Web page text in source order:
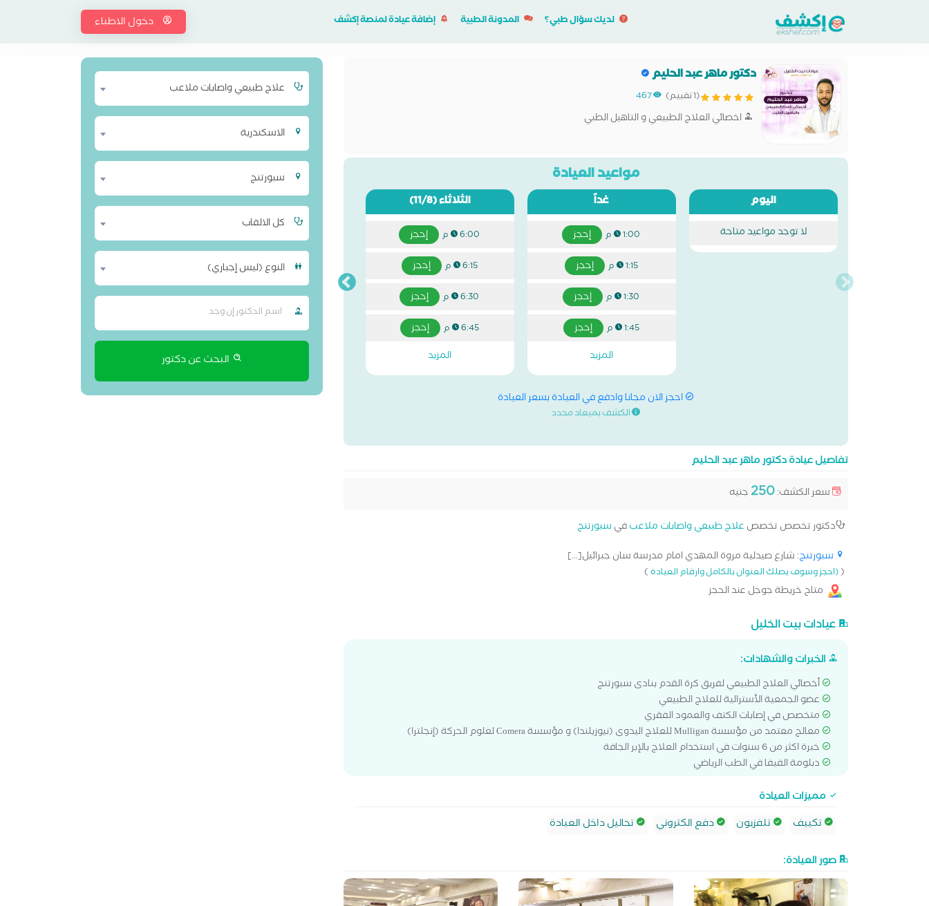
لديك سؤال طبي؟ المدونة الطبية إضافة عيادة لمنصة إكشف دخول الاطباء
دكتور ماهر عبد الحليم
(1 تقييم) 467
اخصائي العلاج الطبيعي و التاهيل الطبي
مواعيد العيادة
اليوم
لا توجد مواعيد متاحة
غداً
1:00 م إحجز
1:15 م إحجز
1:30 م إحجز
1:45 م
إحجز
المزيد
الثلاثاء(11/8)
6:00 م إحجز
6:15 م إحجز
6:30 م إحجز
6:45 م
إحجز
المزيد
احجز الان مجانا وادفع في العيادة بسعر العيادة
الكشف بميعاد محدد
تفاصيل عيادة دكتور ماهر عبد الحليم
سعر الكشف:250جنيه
دكتور تخصص تخصص علاج طبيعي واصابات ملاعبفي سبورتنج
سبورتنج: شارع صيدلية مروة المهدي امام مدرسة سان جبرائيل[...]
((احجز وسوف يصلك العنوان بالكامل وارقام العيادة)
متاح خريطة جوجل عند الحجز
عيادات بيت الخليل
الخبرات والشهادات:
أخصائي العلاج الطبيعي لفريق كرة القدم بنادى سبورتنج
عضو الجمعية الأسترالية للعلاج الطبيعي
متخصص في إصابات الكتف والعمود الفقري
معالج معتمد من مؤسسة Mulligan للعلاج اليدوى (نيوزيلندا) و مؤسسة Comera لعلوم الحركة (إنجلترا)
خبرة اكثر من 6 سنوات فى استخدام العلاج بالإبر الجافة
دبلومة الفيفا في الطب الرياضي
مميزات العيادة
تكييف
تلفزيون دفع الكتروني تحاليل داخل العيادة
صور العيادة:
علاج طبيعي واصابات ملاعب
الاسكندرية
سبورتنج
كل الالقاب
النوع (ليس إجباري)
البحث عن دكتور